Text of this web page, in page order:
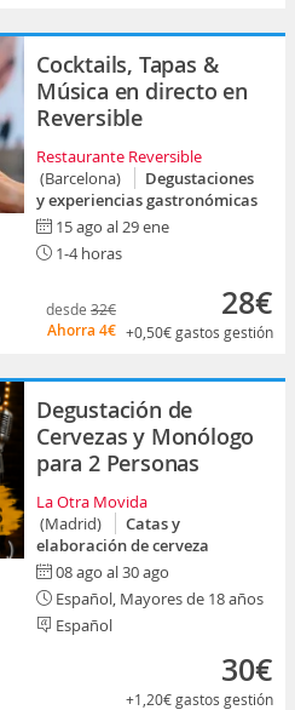
Cocktails, Tapas &
Música en directo en
Reversible
Restaurante Reversible
(Barcelona)
Degustaciones
y experiencias gastronómicas
15 ago al 29 ene
1-4 horas
desde 32€
Ahorra 4€
28€
+0,50€gastos gestión
Degustación de
Cervezas y Monólogo
para 2 Personas
La Otra Movida
(Madrid)
Catas y
elaboración de cerveza
08 ago al 30 ago
Español, Mayores de 18 años
Español
30€
+1,20€gastos gestión